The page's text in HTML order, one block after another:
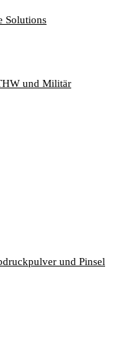
Solutions
und Militär
und Pinsel